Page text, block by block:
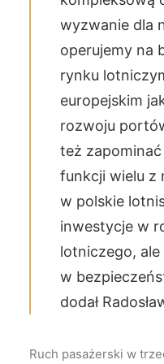
wyzwanie dla
operujemy na
rynku
europejskim
rozwoju
też
funkcji wielu z
w polskie
inwestycje w
lotniczego,
w
dodał
Ruch pasażerski w